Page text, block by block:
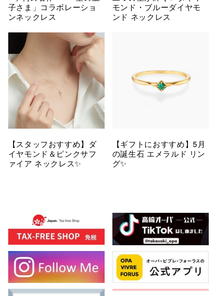
子さま」コラボレーショ
ンネックレス
モンド・ブルーダイヤモ
ンド ネックレス
【スタッフおすすめ】ダ
イヤモンド＆ピンクサフ
ァイア ネックレス✨
【ギフトにおすすめ】5月
の誕生石 エメラルド リン
グ✨